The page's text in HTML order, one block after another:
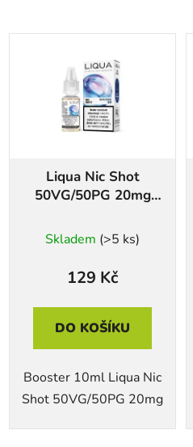
Liqua Nic Shot
50VG/50PG 20mg
Skladem (>5 ks)
129 Kč
DO KOŠÍKU
Booster 10ml Liqua Nic
Shot 50VG/50PG 20mg